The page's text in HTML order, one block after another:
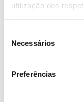
utilização dos
Necessários
Preferências